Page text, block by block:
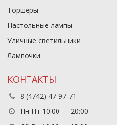
Торшеры
Настольные лампы
Уличные светильники
Лампочки
КОНТАКТЫ
8 (4742) 47-97-71
Пн-Пт 10:00 — 20:00